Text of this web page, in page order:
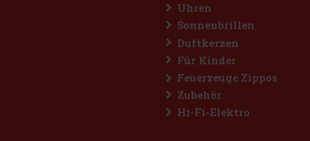
Uhren
Sonnenbrillen
Duftkerzen
Für Kinder
Feuerzeuge Zippos
Zubehör
Hi-Fi-Elektro